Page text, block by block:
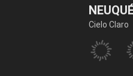
Cielo Claro